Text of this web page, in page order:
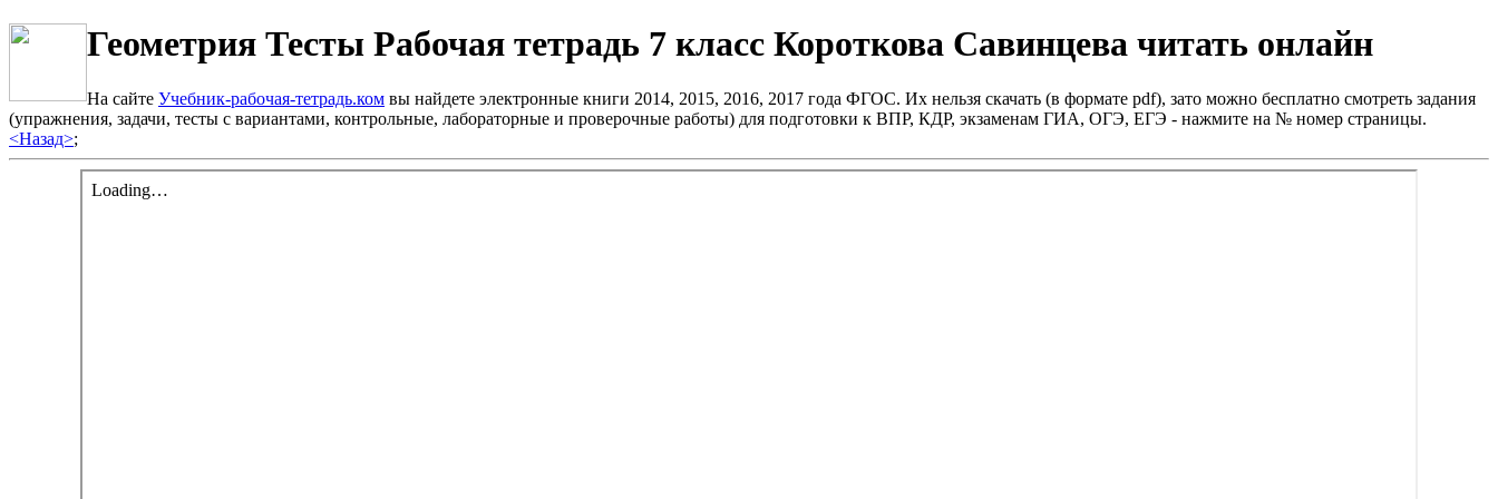
Геометрия Тесты Рабочая тетрадь 7 класс Короткова Савинцева читать онлайн
На сайте Учебник-рабочая-тетрадь.ком вы найдете электронные книги 2014, 2015, 2016, 2017 года ФГОС. Их нельзя скачать (в формате pdf), зато можно бесплатно смотреть задания
(упражнения, задачи, тесты с вариантами, контрольные, лабораторные и проверочные работы) для подготовки к ВПР, КДР, экзаменам ГИА, ОГЭ, ЕГЭ - нажмите на № номер страницы.
<Назад>;